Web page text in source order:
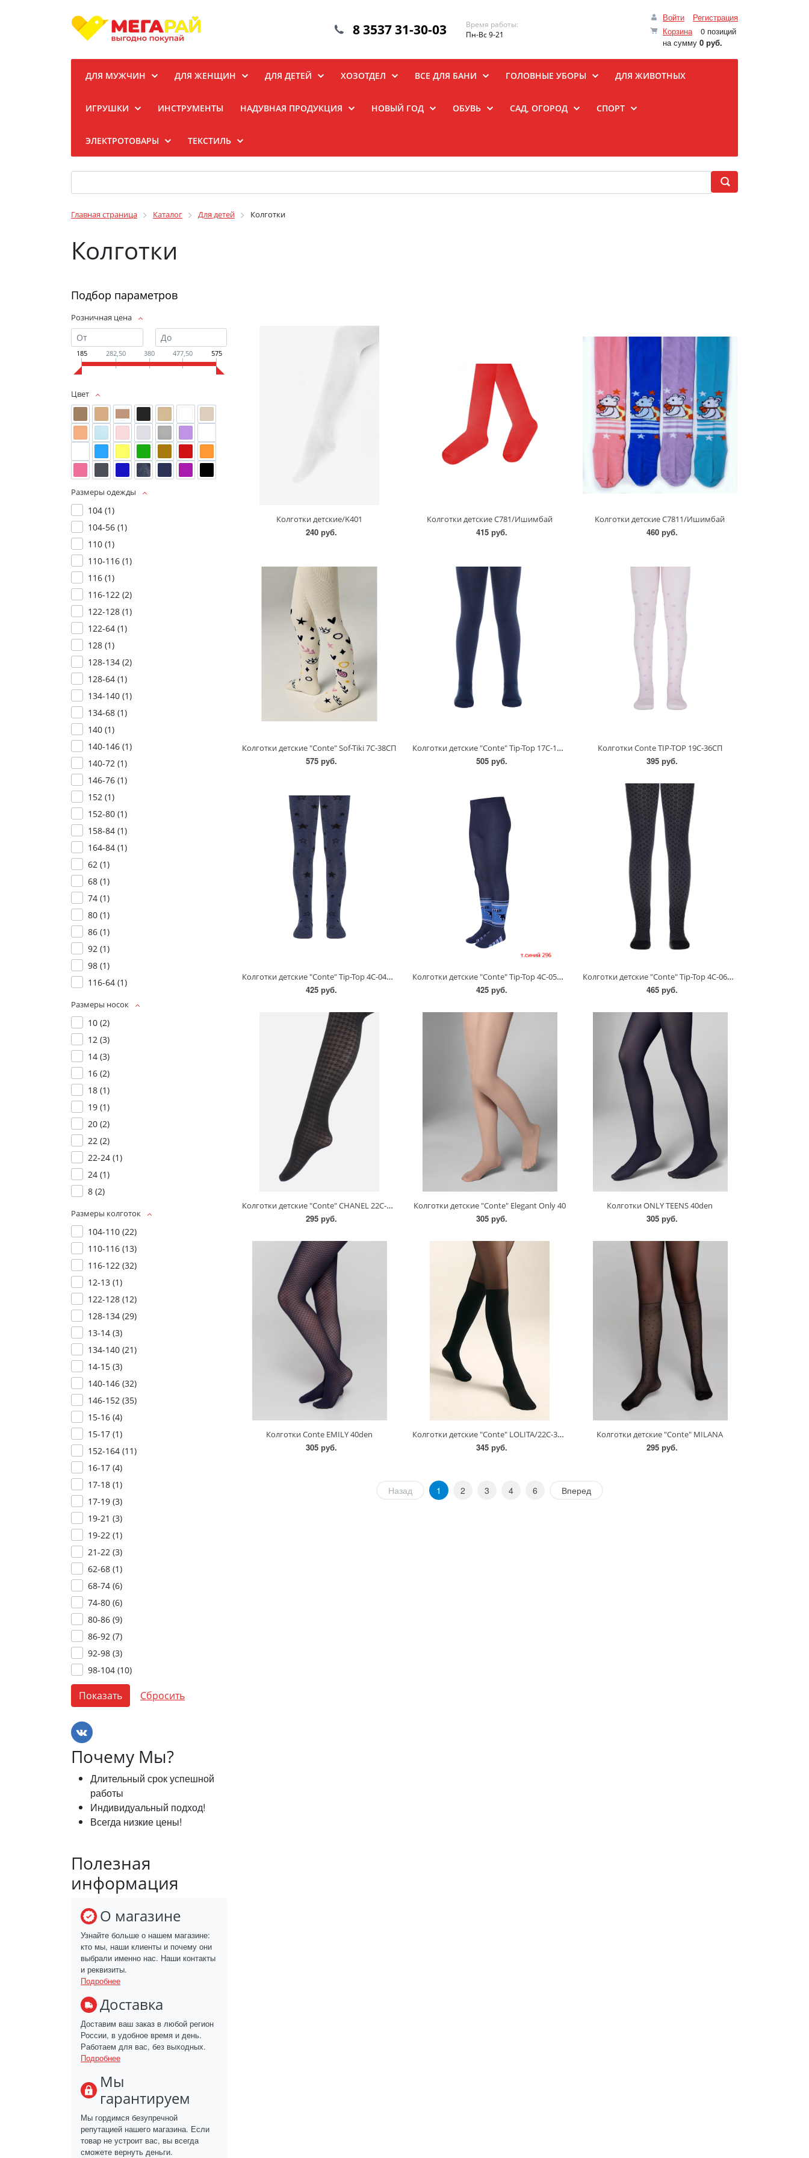
Войти
Регистрация
Корзина
0 позиций
на сумму 0 руб.
8 3537 31-30-03
Время работы:
Пн-Вс 9-21
ДЛЯ МУЖЧИН ДЛЯ ЖЕНЩИН ДЛЯ ДЕТЕЙ ХОЗОТДЕЛ ВСЕ ДЛЯ БАНИ ГОЛОВНЫЕ УБОРЫ ДЛЯ ЖИВОТНЫХ
ИГРУШКИ ИНСТРУМЕНТЫ НАДУВНАЯ ПРОДУКЦИЯ НОВЫЙ ГОД ОБУВЬ САД, ОГОРОД СПОРТ
ЭЛЕКТРОТОВАРЫ ТЕКСТИЛЬ
Главная страница Каталог Для детей Колготки
Колготки
Подбор параметров
Розничная цена
185 282,50 380 477,50 575
Цвет
Размеры одежды
104 (1)
104-56 (1)
110 (1)
110-116 (1)
116 (1)
116-122 (2)
122-128 (1)
122-64 (1)
128 (1)
128-134 (2)
128-64 (1)
134-140 (1)
134-68 (1)
140 (1)
140-146 (1)
140-72 (1)
146-76 (1)
152 (1)
152-80 (1)
158-84 (1)
164-84 (1)
62 (1)
68 (1)
74 (1)
80 (1)
86 (1)
92 (1)
98 (1)
116-64 (1)
Размеры носок
10 (2)
12 (3)
14 (3)
16 (2)
18 (1)
19 (1)
20 (2)
22 (2)
22-24 (1)
24 (1)
8 (2)
Размеры колготок
104-110 (22)
110-116 (13)
116-122 (32)
12-13 (1)
122-128 (12)
128-134 (29)
13-14 (3)
134-140 (21)
14-15 (3)
140-146 (32)
146-152 (35)
15-16 (4)
15-17 (1)
152-164 (11)
16-17 (4)
17-18 (1)
17-19 (3)
19-21 (3)
19-22 (1)
21-22 (3)
62-68 (1)
68-74 (6)
74-80 (6)
80-86 (9)
86-92 (7)
92-98 (3)
98-104 (10)
Почему Мы?
Длительный срок успешной
работы
Индивидуальный подход!
Всегда низкие цены!
Полезная
информация
О магазине
Узнайте больше о нашем магазине:
кто мы, наши клиенты и почему они
выбрали именно нас. Наши контакты
и реквизиты.
Подробнее
Доставка
Доставим ваш заказ в любой регион
России, в удобное время и день.
Работаем для вас, без выходных.
Подробнее
Мы
гарантируем
Мы гордимся безупречной
репутацией нашего магазина. Если
товар не устроит вас, вы всегда
сможете вернуть деньги.
Колготки детские/K401
240 руб.
Колготки детские С781/Ишимбай
415 руб.
Колготки детские С7811/Ишимбай
460 руб.
Колготки детские "Conte" Sof-Tiki 7С-38СП
575 руб.
Колготки детские "Conte" Tip-Top 17С-149СП/16
505 руб.
Колготки Conte TIP-TOP 19С-36СП
395 руб.
Колготки детские "Conte" Tip-Top 4С-04СП/116-122
425 руб.
Колготки детские "Conte" Tip-Top 4С-05СП/128-134
425 руб.
Колготки детские "Conte" Tip-Top 4С-06СП/140-146
465 руб.
Колготки детские "Conte" CHANEL 22С-141СП 40den
295 руб.
Колготки детские "Conte" Elegant Only 40
305 руб.
Колготки ONLY TEENS 40den
305 руб.
Колготки Conte EMILY 40den
305 руб.
Колготки детские "Conte" LOLITA/22С-3СП/128-152
345 руб.
Колготки детские "Conte" MILANA
295 руб.
Назад 1 2 3 4 6 Вперед